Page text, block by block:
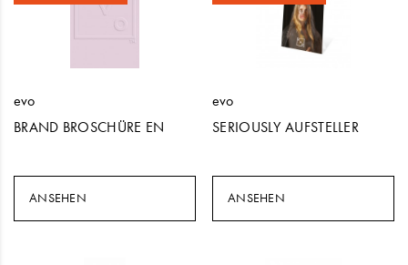
evo
BRAND BROSCHÜRE EN
ANSEHEN
evo
SERIOUSLY AUFSTELLER
ANSEHEN